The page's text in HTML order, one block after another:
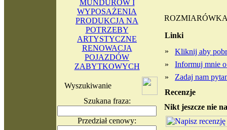
MUNDURÓW I
WYPOSAŻENIA
PRODUKCJA NA
POTRZEBY
ARTYSTYCZNE
RENOWACJA
POJAZDÓW
ZABYTKOWYCH
Wyszukiwanie
Szukana fraza:
Przedział cenowy:
ROZMIARÓWKA
Linki
»
Kliknij aby
»
Informuj mnie
»
Zadaj nam
Recenzje
Nikt jeszcze nie